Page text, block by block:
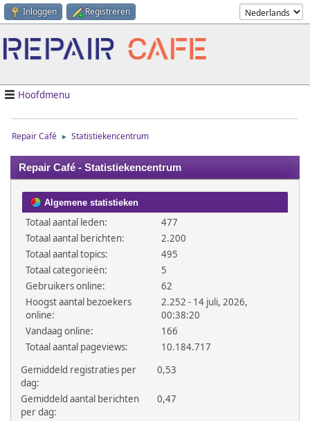
Inloggen Registreren
Hoofdmenu
Repair Café ► Statistiekencentrum
Repair Café - Statistiekencentrum
Algemene statistieken
Totaal aantal leden:
477
Totaal aantal berichten:
2.200
Totaal aantal topics:
495
Totaal categorieën:
5
Gebruikers online:
62
Hoogst aantal bezoekers
online:
2.252 - 14 juli, 2026,
00:38:20
Vandaag online:
166
Totaal aantal pageviews:
10.184.717
Gemiddeld registraties per
dag:
0,53
Gemiddeld aantal berichten
per dag:
0,47